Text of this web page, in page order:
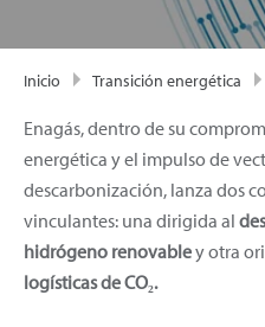
Inicio Transición energética
Enagás, dentro de su
energética y el impulso de
descarbonización, lanza dos
vinculantes: una dirigida al
hidrógeno renovabley otra
logísticas de CO₂.